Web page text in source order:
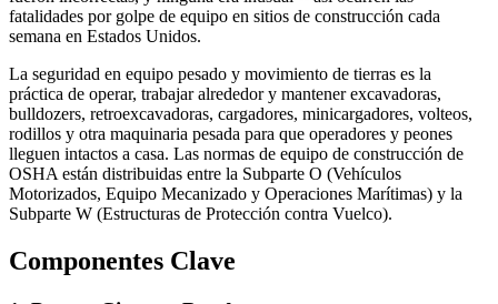
fatalidades por golpe de equipo en sitios de construcción cada
semana en Estados Unidos.
La seguridad en equipo pesado y movimiento de tierras es la
práctica de operar, trabajar alrededor y mantener excavadoras,
bulldozers, retroexcavadoras, cargadores, minicargadores, volteos,
rodillos y otra maquinaria pesada para que operadores y peones
lleguen intactos a casa. Las normas de equipo de construcción de
OSHA están distribuidas entre la Subparte O (Vehículos
Motorizados, Equipo Mecanizado y Operaciones Marítimas) y la
Subparte W (Estructuras de Protección contra Vuelco).
Componentes Clave